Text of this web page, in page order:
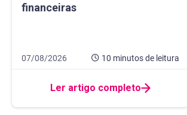
financeiras
Data de publicação 7 de agosto de 2026
07/08/2026 10 minutosde leitura
10 minutos de leitura
Ler artigo completo